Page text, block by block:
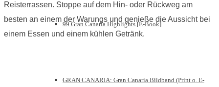
99 Gran Canaria Highlights [E-Book]
GRAN CANARIA: Gran Canaria Bildband (Print o. E-
Reisterrassen. Stoppe auf dem Hin- oder Rückweg am
besten an einem der Warungs und genieße die Aussicht bei
einem Essen und einem kühlen Getränk.